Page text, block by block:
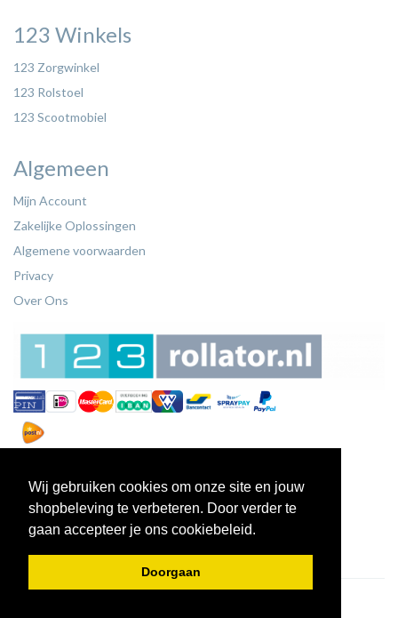
Wij gebruiken cookies om onze site en jouw
shopbeleving te verbeteren. Door verder te
gaan accepteer je ons cookiebeleid.
Doorgaan
123 Winkels
123 Zorgwinkel
123 Rolstoel
123 Scootmobiel
Algemeen
Mijn Account
Zakelijke Oplossingen
Algemene voorwaarden
Privacy
Over Ons